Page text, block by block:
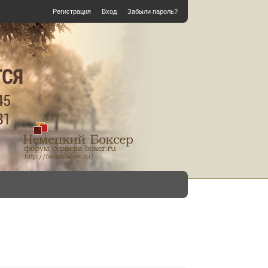
Регистрация Вход Забыли пароль?